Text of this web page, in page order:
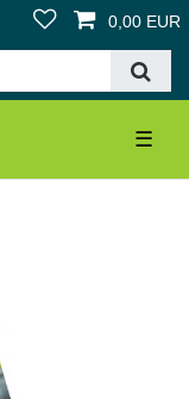
0,00 EUR
☰